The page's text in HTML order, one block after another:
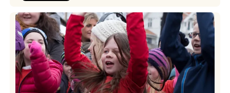
2026
–
Ingunn van Etten